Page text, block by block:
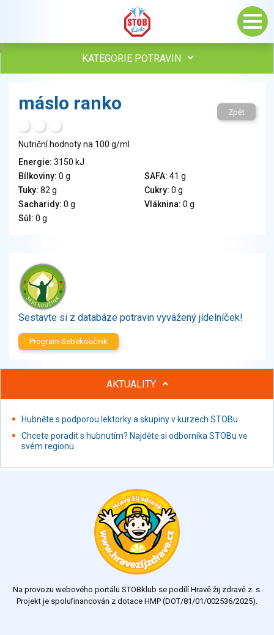
KATEGORIE POTRAVIN
Vejce
Veganské a vegetariánské výrobky
Tuky
Obiloviny, mouka, cereální výrobky
Chléb, pečivo, křehké chleby, pufované výrobky
Ořechy, semena
Zelenina
Brambory, luštěniny, houby
Sladkosti, slané výrobky
Ochucovadla, přísady, sladidla
Proteinové výrobky, doplňky stravy
Nápoje alkoholické
Restaurace, jídelny, hotová jídla
Fastfood
Studená kuchyně, lahůdkářské výrobky
máslo ranko Zpět
Nutriční hodnoty na 100 g/ml
Energie: 3150 kJ
Bílkoviny: 0 g SAFA: 41 g
Tuky: 82 g Cukry: 0 g
Sacharidy: 0 g Vláknina: 0 g
Sůl: 0 g
Sestavte si z databáze potravin vyvážený jídelníček!
Program Sebekoučink
AKTUALITY
Hubněte s podporou lektorky a skupiny v kurzech STOBu
Chcete poradit s hubnutím? Najděte si odborníka STOBu ve
svém regionu
Na provozu webového portálu STOBklub se podílí Hravě žij zdravě z. s.
Projekt je spolufinancován z dotace HMP (DOT/81/01/002536/2025).